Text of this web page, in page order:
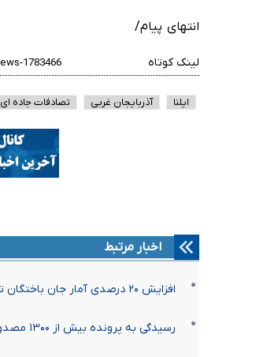
انتهای پیام/
لینک کوتاه
ایلنا آذربایجان غربی تصادفات جاده ای
اخبار مرتبط
افزایش ۲۰ درصدی آمار جان باختگان تصادفات جاده‌ای در آذربایجان غربی
رسیدگی به پرونده بیش از ۱۳۰۰ مصدوم حوادث کار در آذربایجان غربی